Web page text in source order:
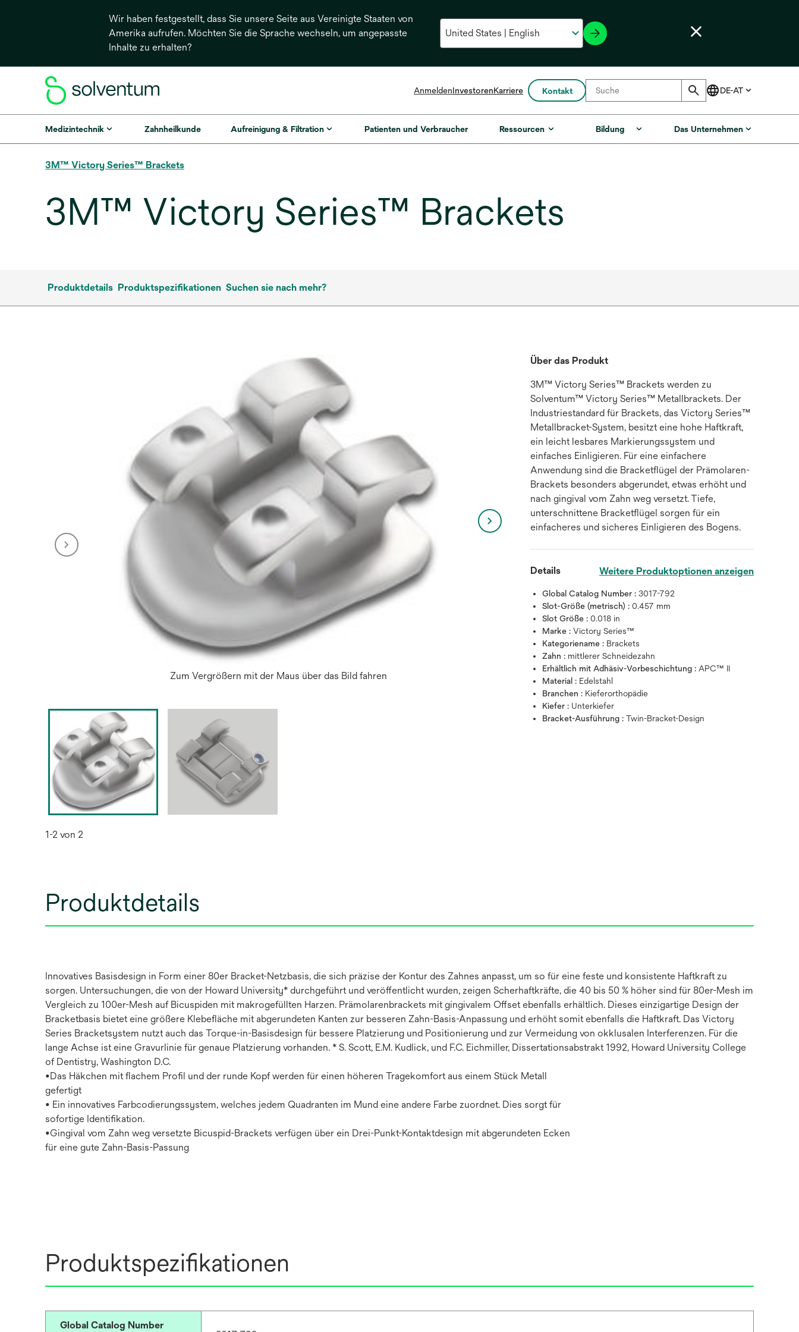
Wir haben festgestellt, dass Sie unsere Seite aus Vereinigte Staaten von
Amerika aufrufen. Möchten Sie die Sprache wechseln, um angepasste
Inhalte zu erhalten?
AnmeldenInvestorenKarriere Kontakt
Medizintechnik Zahnheilkunde Aufreinigung & Filtration Patienten und Verbraucher Ressourcen Bildung Das Unternehmen
3M™ Victory Series™ Brackets
3M™ Victory Series™ Brackets
Produktdetails Produktspezifikationen Suchen sie nach mehr?
Zum Vergrößern mit der Maus über das Bild fahren Zum Vergrößern mit der Maus über
1-2 von 2
Über das Produkt
3M™ Victory Series™ Brackets werden zu
Solventum™ Victory Series™ Metallbrackets. Der
Industriestandard für Brackets, das Victory Series™
Metallbracket-System, besitzt eine hohe Haftkraft,
ein leicht lesbares Markierungssystem und
einfaches Einligieren. Für eine einfachere
Anwendung sind die Bracketflügel der Prämolaren-
Brackets besonders abgerundet, etwas erhöht und
nach gingival vom Zahn weg versetzt. Tiefe,
unterschnittene Bracketflügel sorgen für ein
einfacheres und sicheres Einligieren des Bogens.
Details Weitere Produktoptionen anzeigen
Global Catalog Number :3017-792
Slot-Größe (metrisch) :0.457 mm
Slot Größe :0.018 in
Marke :Victory Series™
Kategoriename : Brackets
Zahn : mittlerer Schneidezahn
Erhältlich mit Adhäsiv-Vorbeschichtung : APC™ II
Material : Edelstahl
Branchen : Kieferorthopädie
Kiefer : Unterkiefer
Bracket-Ausführung :Twin-Bracket-Design
Produktdetails
Innovatives Basisdesign in Form einer 80er Bracket-Netzbasis, die sich präzise der Kontur des Zahnes anpasst, um so für eine feste und konsistente Haftkraft zu
sorgen. Untersuchungen, die von der Howard University* durchgeführt und veröffentlicht wurden, zeigen Scherhaftkräfte, die 40 bis 50 % höher sind für 80er-Mesh im
Vergleich zu 100er-Mesh auf Bicuspiden mit makrogefüllten Harzen. Prämolarenbrackets mit gingivalem Offset ebenfalls erhältlich. Dieses einzigartige Design der
Bracketbasis bietet eine größere Klebefläche mit abgerundeten Kanten zur besseren Zahn-Basis-Anpassung und erhöht somit ebenfalls die Haftkraft. Das Victory
Series Bracketsystem nutzt auch das Torque-in-Basisdesign für bessere Platzierung und Positionierung und zur Vermeidung von okklusalen Interferenzen. Für die
lange Achse ist eine Gravurlinie für genaue Platzierung vorhanden. * S. Scott, E.M. Kudlick, und F.C. Eichmiller, Dissertationsabstrakt 1992, Howard University College
of Dentistry, Washington D.C.
•Das Häkchen mit flachem Profil und der runde Kopf werden für einen höheren Tragekomfort aus einem Stück Metall
gefertigt
• Ein innovatives Farbcodierungssystem, welches jedem Quadranten im Mund eine andere Farbe zuordnet. Dies sorgt für
sofortige Identifikation.
•Gingival vom Zahn weg versetzte Bicuspid-Brackets verfügen über ein Drei-Punkt-Kontaktdesign mit abgerundeten Ecken
für eine gute Zahn-Basis-Passung
Produktspezifikationen
Global Catalog Number